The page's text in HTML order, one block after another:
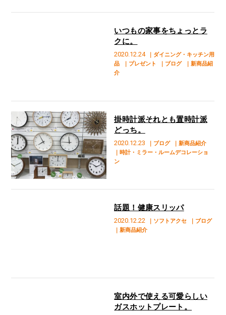
2020.12.24
｜ダイニング・キッチン用
品
｜プレゼント ｜ブログ
｜新商品紹
介
いつもの家事をちょっとラ
クに。
2020.12.23 ｜ブログ
｜新商品紹介
｜時計・ミラー・ルームデコレーショ
ン
掛時計派それとも置時計派
どっち。
2020.12.22 ｜ソフトアクセ
｜ブログ
｜新商品紹介
話題！健康スリッパ
室内外で使える可愛らしい
ガスホットプレート。